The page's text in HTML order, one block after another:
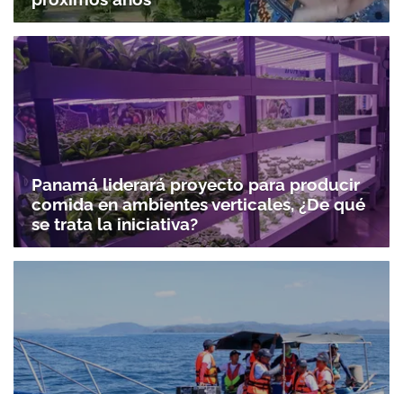
Panamá liderará proyecto para producir
comida en ambientes verticales, ¿De qué
se trata la iniciativa?